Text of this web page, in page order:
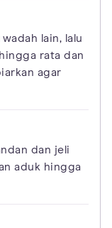
lain, lalu
rata dan
agar
dan jeli
aduk hingga